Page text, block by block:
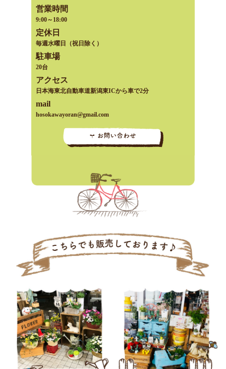
営業時間
9:00～18:00
定休日
毎週水曜日（祝日除く）
駐車場
20台
アクセス
日本海東北自動車道新潟東ICから車で2分
mail
hosokawayoran@gmail.com